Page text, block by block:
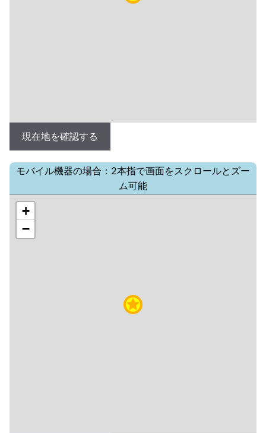
現在地を確認する
モバイル機器の場合：2本指で画面をスクロールとズー
ム可能
+
−